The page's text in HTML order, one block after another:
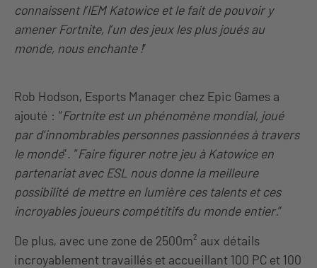
connaissent l’IEM Katowice et le fait de pouvoir y
amener Fortnite, l’un des jeux les plus joués au
monde, nous enchante !”
Rob Hodson, Esports Manager chez Epic Games a
ajouté : “Fortnite est un phénomène mondial, joué
par d’innombrables personnes passionnées à travers
le monde”. “Faire figurer notre jeu à Katowice en
partenariat avec ESL nous donne la meilleure
possibilité de mettre en lumière ces talents et ces
incroyables joueurs compétitifs du monde entier.”
De plus, avec une zone de 2500m² aux détails
incroyablement travaillés et accueillant 100 PC et 100